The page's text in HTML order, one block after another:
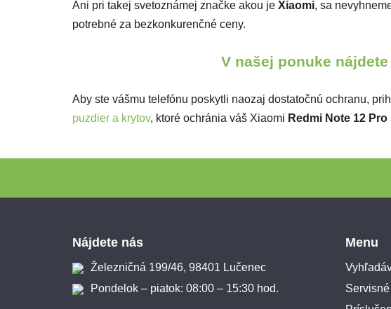
Ani pri takej svetoznámej značke akou je Xiaomi, sa
potrebné za bezkonkurenčné ceny.
V našej ponuke
Aby ste vášmu telefónu poskytli naozaj dostatočnú ochranu,
puzdier a krytov, ktoré ochránia váš Xiaomi Redmi Note 12 Pro
Nájdete nás
Železničná 199/46, 98401 Lučenec
Pondelok – piatok: 08:00 – 15:30 hod.
Menu